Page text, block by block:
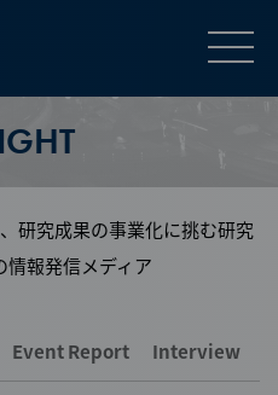
研究成果の事業化に挑む研究
報発信メディア
Event Report Interview